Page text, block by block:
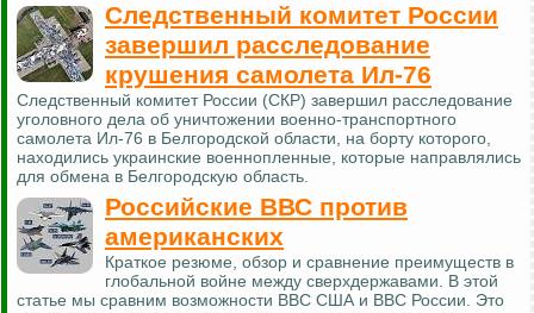
Следственный комитет России
завершил расследование
крушения самолета Ил-76
Следственный комитет России (СКР) завершил расследование
уголовного дела об уничтожении военно-транспортного
самолета Ил-76 в Белгородской области, на борту которого,
находились украинские военнопленные, которые направлялись
для обмена в Белгородскую область.
Российские ВВС против
американских
Краткое резюме, обзор и сравнение преимуществ в
глобальной войне между сверхдержавами. В этой
статье мы сравним возможности ВВС США и ВВС России. Это